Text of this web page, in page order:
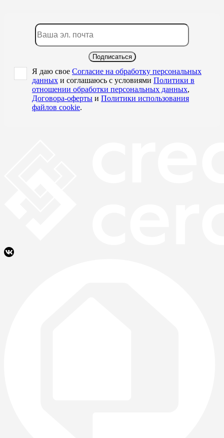
Подписаться
Я даю свое Согласие на обработку персональных
данных и соглашаюсь с условиями Политики в
отношении обработки персональных данных,
Договора-оферты и Политики использования
файлов cookie.